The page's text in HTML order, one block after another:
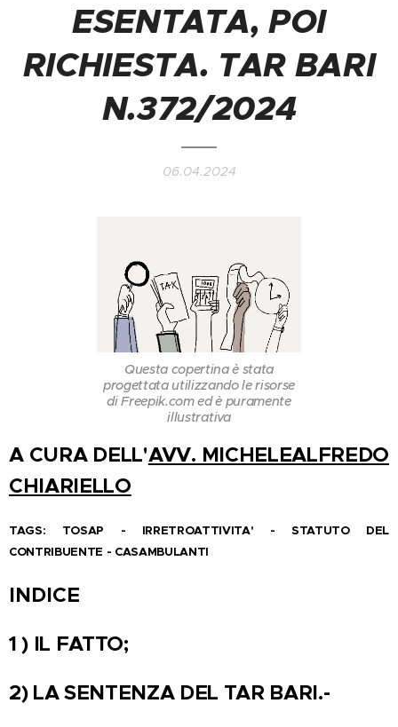
ESENTATA, POI
RICHIESTA. TAR BARI
N.372/2024
06.04.2024
Questa copertina è stata
progettata utilizzando le risorse
di Freepik.com ed è puramente
illustrativa
A CURA DELL'AVV. MICHELEALFREDO
CHIARIELLO
TAGS: TOSAP - IRRETROATTIVITA' - STATUTO DEL
CONTRIBUENTE - CASAMBULANTI
INDICE
1 ) IL FATTO;
2) LA SENTENZA DEL TAR BARI.-